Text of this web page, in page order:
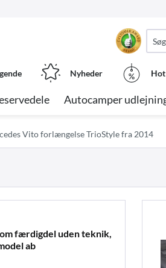
Nyheder
Autocamper
Vito forlængelse TrioStyle fra 2014
færdigdel uden teknik,
ab